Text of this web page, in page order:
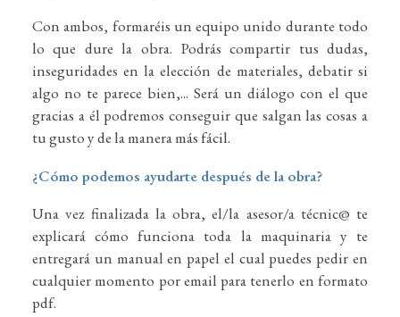
Con ambos, formaréis un equipo unido durante todo
lo que dure la obra. Podrás compartir tus dudas,
inseguridades en la elección de materiales, debatir si
algo no te parece bien,... Será un diálogo con el que
gracias a él podremos conseguir que salgan las cosas a
tu gusto y de la manera más fácil.
¿Cómo podemos ayudarte después de la obra?
Una vez finalizada la obra, el/la asesor/a técnic@ te
explicará cómo funciona toda la maquinaria y te
entregará un manual en papel el cual puedes pedir en
cualquier momento por email para tenerlo en formato
pdf.